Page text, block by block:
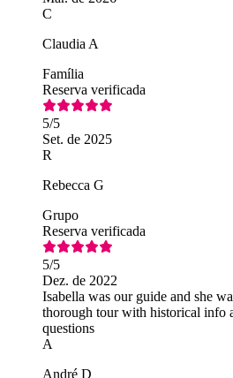
C
Claudia A
Família
Reserva verificada
5/5
Set. de 2025
R
Rebecca G
Grupo
Reserva verificada
5/5
Dez. de 2022
Isabella was our guide and she
thorough tour with historical info
questions
A
André D